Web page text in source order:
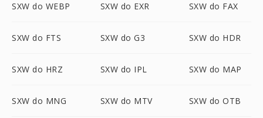
SXW do WEBP SXW do EXR SXW do FAX
SXW do FTS SXW do G3 SXW do HDR
SXW do HRZ SXW do IPL SXW do MAP
SXW do MNG SXW do MTV SXW do OTB